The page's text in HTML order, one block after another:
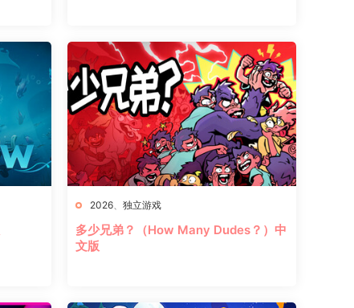
2026、 独立游戏
多少兄弟？（How Many Dudes？）中
文版